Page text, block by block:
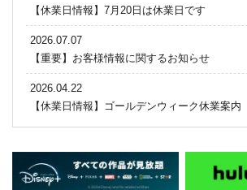
【休業日情報】7月20日は休業日です
2026.07.07
【重要】お客様情報に関するお知らせ
2026.04.22
【休業日情報】ゴールデンウィーク休業案内